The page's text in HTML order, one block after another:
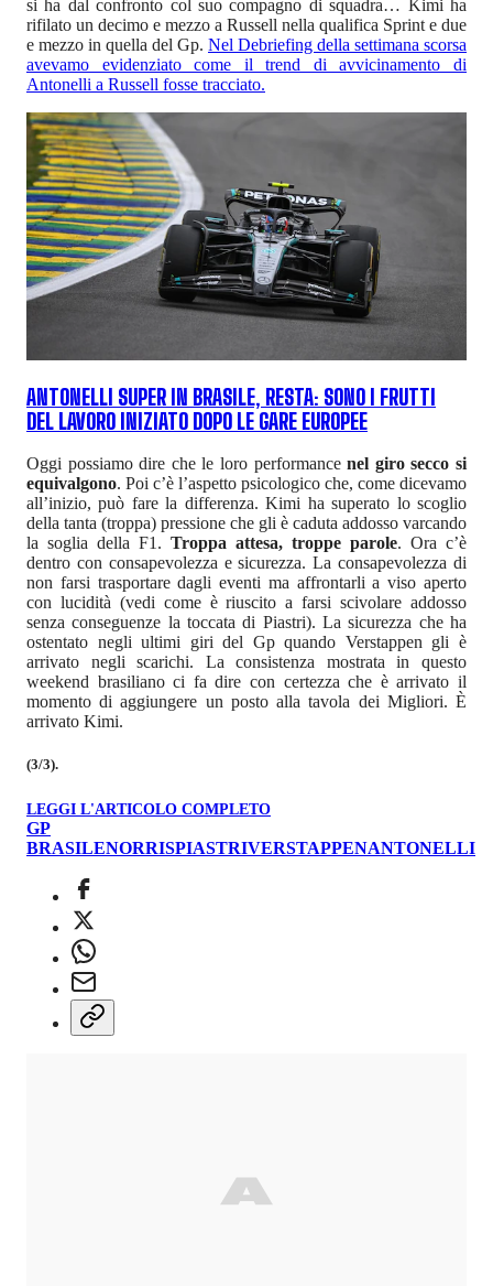
si ha dal confronto col suo compagno di squadra… Kimi ha
rifilato un decimo e mezzo a Russell nella qualifica Sprint e due
e mezzo in quella del Gp. Nel Debriefing della settimana scorsa
avevamo evidenziato come il trend di avvicinamento di
Antonelli a Russell fosse tracciato.
ANTONELLI SUPER IN BRASILE, RESTA: SONO I FRUTTI
DEL LAVORO INIZIATO DOPO LE GARE EUROPEE
Oggi possiamo dire che le loro performancenel giro secco si
equivalgono. Poi c’è l’aspetto psicologico che, come dicevamo
all’inizio, può fare la differenza. Kimi ha superato lo scoglio
della tanta (troppa) pressione che gli è caduta addosso varcando
la soglia della F1. Troppa attesa, troppe parole. Ora c’è
dentro con consapevolezza e sicurezza. La consapevolezza di
non farsi trasportare dagli eventi ma affrontarli a viso aperto
con lucidità (vedi come è riuscito a farsi scivolare addosso
senza conseguenze la toccata di Piastri). La sicurezza che ha
ostentato negli ultimi giri del Gp quando Verstappen gli è
arrivato negli scarichi. La consistenza mostrata in questo
weekend brasiliano ci fa dire con certezza che è arrivato il
momento di aggiungere un posto alla tavola dei Migliori. È
arrivato Kimi.
(3/3).
LEGGI L'ARTICOLO COMPLETO
GP
BRASILENORRISPIASTRIVERSTAPPENANTONELLI